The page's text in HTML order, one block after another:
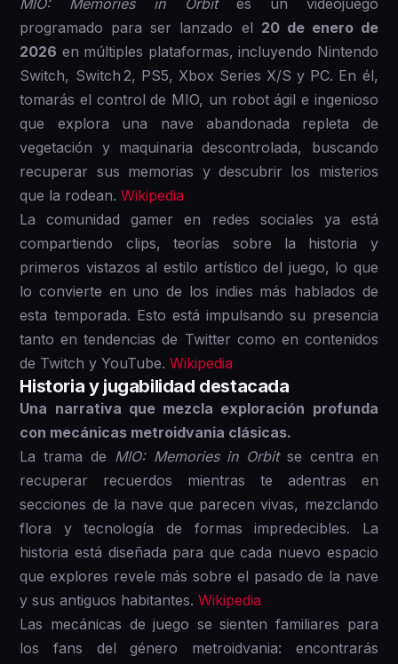
MIO: Memories in Orbites un videojuego
programado para ser lanzado el 20 de enero de
2026 en múltiples plataformas, incluyendo Nintendo
Switch, Switch 2, PS5, Xbox Series X/S y PC. En él,
tomarás el control de MIO, un robot ágil e ingenioso
que explora una nave abandonada repleta de
vegetación y maquinaria descontrolada, buscando
recuperar sus memorias y descubrir los misterios
que la rodean.Wikipedia
La comunidad gamer en redes sociales ya está
compartiendo clips, teorías sobre la historia y
primeros vistazos al estilo artístico del juego, lo que
lo convierte en uno de los indies más hablados de
esta temporada. Esto está impulsando su presencia
tanto en tendencias de Twitter como en contenidos
de Twitch y YouTube.Wikipedia
Historia y jugabilidad destacada
Una narrativa que mezcla exploración profunda
con mecánicas metroidvania clásicas.
La trama de MIO: Memories in Orbitse centra en
recuperar recuerdos mientras te adentras en
secciones de la nave que parecen vivas, mezclando
flora y tecnología de formas impredecibles. La
historia está diseñada para que cada nuevo espacio
que explores revele más sobre el pasado de la nave
y sus antiguos habitantes.Wikipedia
Las mecánicas de juego se sienten familiares para
los fans del género metroidvania: encontrarás